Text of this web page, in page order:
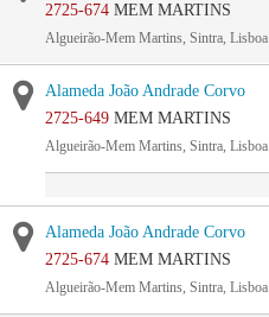
2725-674 MEM MARTINS
Algueirão-Mem Martins, Sintra, Lisboa
Alameda João Andrade Corvo
2725-649 MEM MARTINS
Algueirão-Mem Martins, Sintra, Lisboa
Alameda João Andrade Corvo
2725-674 MEM MARTINS
Algueirão-Mem Martins, Sintra, Lisboa